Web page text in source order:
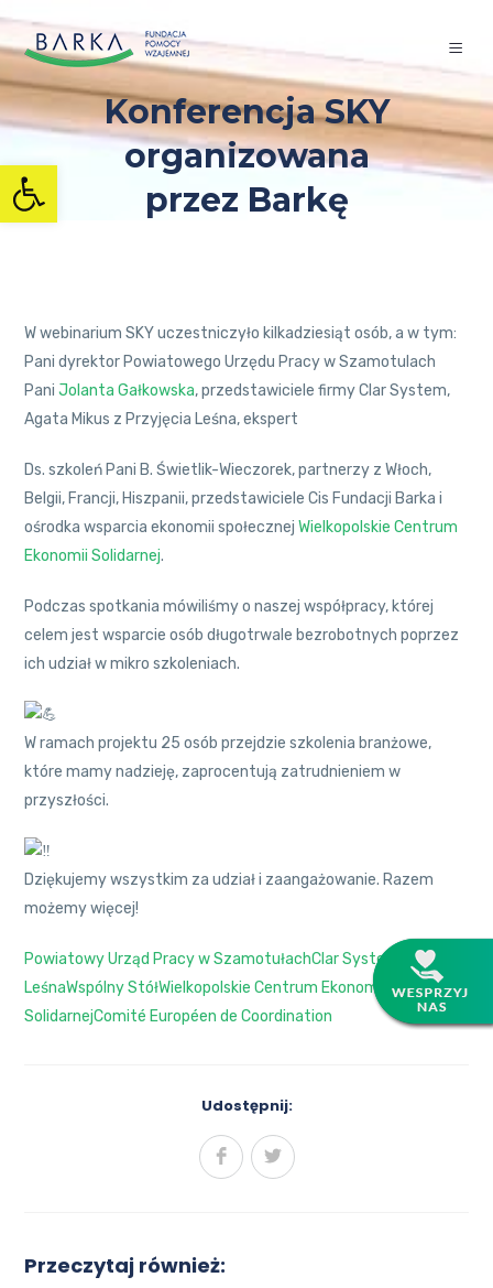
Otwórz pasek narzędzi
Konferencja SKY
organizowana
przez Barkę
W webinarium SKY uczestniczyło kilkadziesiąt osób, a w tym:
Pani dyrektor Powiatowego Urzędu Pracy w Szamotulach
PaniJolanta Gałkowska, przedstawiciele firmy Clar System,
Agata Mikus z Przyjęcia Leśna, ekspert
Ds. szkoleń Pani B. Świetlik-Wieczorek, partnerzy z Włoch,
Belgii, Francji, Hiszpanii, przedstawiciele Cis Fundacji Barka i
ośrodka wsparcia ekonomii społecznejWielkopolskie Centrum
Ekonomii Solidarnej.
Podczas spotkania mówiliśmy o naszej współpracy, której
celemjest wsparcie osób długotrwale bezrobotnych poprzez
ich udział w mikro szkoleniach.
W ramach projektu 25 osób przejdzie szkolenia branżowe,
które mamy nadzieję, zaprocentują zatrudnieniem w
przyszłości.
Dziękujemy wszystkim za udział i zaangażowanie. Razem
możemy więcej!
Powiatowy Urząd Pracy w SzamotułachClar System
Przyjęcia
LeśnaWspólny StółWielkopolskie Centrum Ekonomii
SolidarnejComité Européen de Coordination
Udostępnij:
Przeczytaj również: